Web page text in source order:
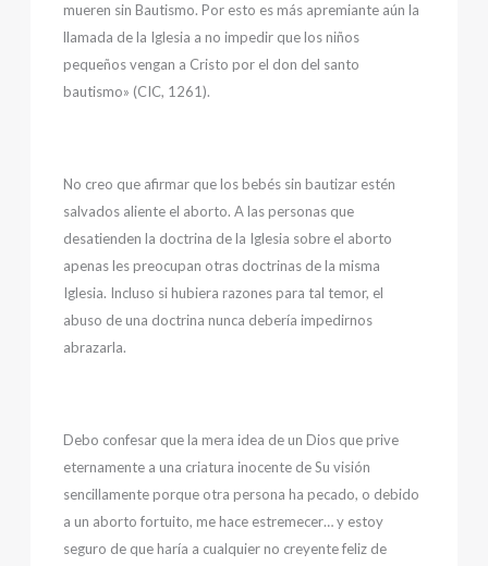
mueren sin Bautismo. Por esto es más apremiante aún la
llamada de la Iglesia a no impedir que los niños
pequeños vengan a Cristo por el don del santo
bautismo» (CIC, 1261).
No creo que afirmar que los bebés sin bautizar estén
salvados aliente el aborto. A las personas que
desatienden la doctrina de la Iglesia sobre el aborto
apenas les preocupan otras doctrinas de la misma
Iglesia. Incluso si hubiera razones para tal temor, el
abuso de una doctrina nunca debería impedirnos
abrazarla.
Debo confesar que la mera idea de un Dios que prive
eternamente a una criatura inocente de Su visión
sencillamente porque otra persona ha pecado, o debido
a un aborto fortuito, me hace estremecer… y estoy
seguro de que haría a cualquier no creyente feliz de